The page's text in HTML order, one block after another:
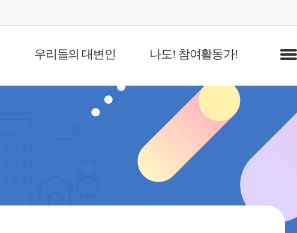
우리들의 대변인 나도! 참여활동가!